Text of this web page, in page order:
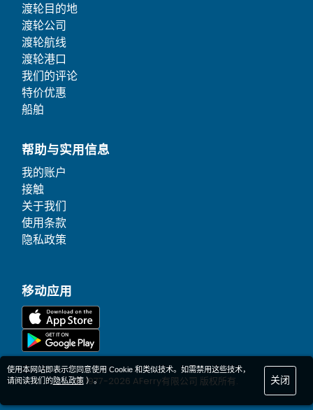
渡轮目的地
渡轮公司
渡轮航线
渡轮港口
我们的评论
特价优惠
船舶
帮助与实用信息
我的账户
接触
关于我们
使用条款
隐私政策
移动应用
© 1977-2026 AFerry有限公司 版权所有.
使用本网站即表示您同意使用 Cookie 和类似技术。如需禁用这些技术，
请阅读我们的隐私政策）。 关闭